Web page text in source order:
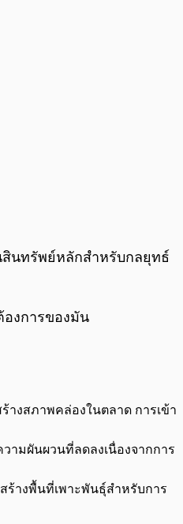
สินทรัพย์หลักสำหรับกลยุทธ์
องการของมัน
ร้างสภาพคล่องในตลาด การเข้า
ามผันผวนที่ลดลงเนื่องจากการ
ร้างพื้นที่เพาะพันธุ์สำหรับการ